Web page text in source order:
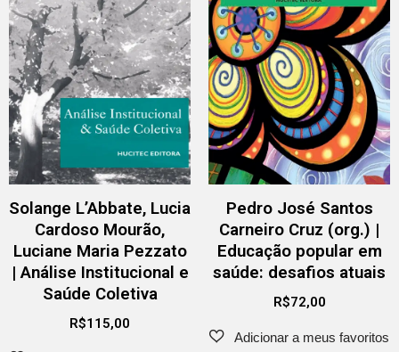
Solange L’Abbate, Lucia
Cardoso Mourão,
Luciane Maria Pezzato
| Análise Institucional e
Saúde Coletiva
R$115,00
Pedro José Santos
Carneiro Cruz (org.) |
Educação popular em
saúde: desafios atuais
R$72,00